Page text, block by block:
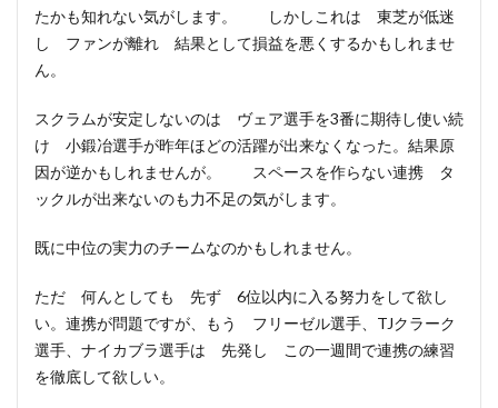
たかも知れない気がします。 しかしこれは 東芝が低迷
し ファンが離れ 結果として損益を悪くするかもしれませ
ん。
スクラムが安定しないのは ヴェア選手を3番に期待し使い続
け 小鍛冶選手が昨年ほどの活躍が出来なくなった。結果原
因が逆かもしれませんが。 スペースを作らない連携 タ
ックルが出来ないのも力不足の気がします。
既に中位の実力のチームなのかもしれません。
ただ 何んとしても 先ず 6位以内に入る努力をして欲し
い。連携が問題ですが、もう フリーゼル選手、TJクラーク
選手、ナイカブラ選手は 先発し この一週間で連携の練習
を徹底して欲しい。